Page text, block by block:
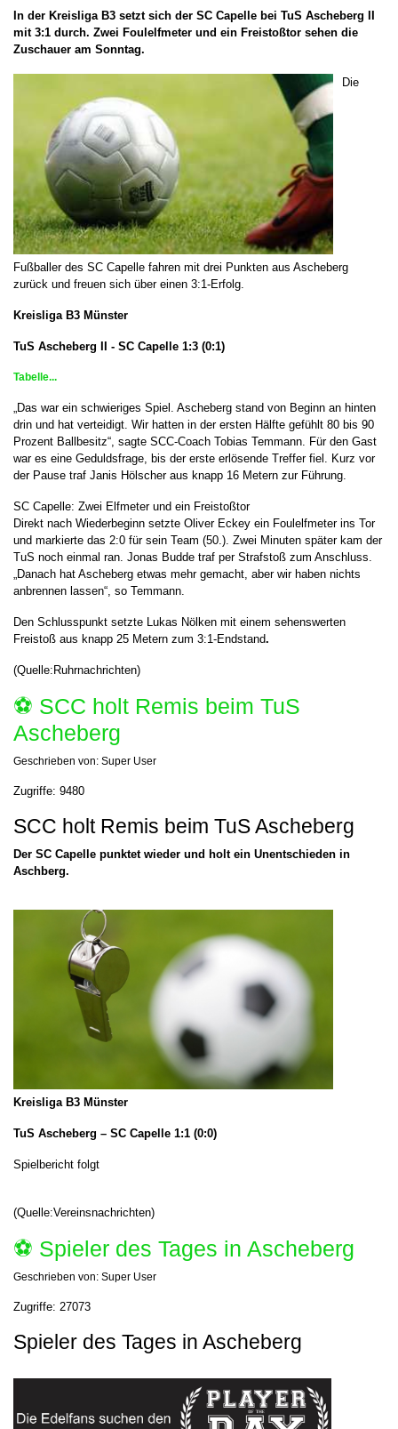
In der Kreisliga B3 setzt sich der SC Capelle bei TuS Ascheberg II
mit 3:1 durch. Zwei Foulelfmeter und ein Freistoßtor sehen die
Zuschauer am Sonntag.
Die
Fußballer des SC Capelle fahren mit drei Punkten aus Ascheberg
zurück und freuen sich über einen 3:1-Erfolg.
Kreisliga B3 Münster
TuS Ascheberg II - SC Capelle 1:3 (0:1)
Tabelle...
„Das war ein schwieriges Spiel. Ascheberg stand von Beginn an hinten
drin und hat verteidigt. Wir hatten in der ersten Hälfte gefühlt 80 bis 90
Prozent Ballbesitz“, sagte SCC-Coach Tobias Temmann. Für den Gast
war es eine Geduldsfrage, bis der erste erlösende Treffer fiel. Kurz vor
der Pause traf Janis Hölscher aus knapp 16 Metern zur Führung.
SC Capelle: Zwei Elfmeter und ein Freistoßtor
Direkt nach Wiederbeginn setzte Oliver Eckey ein Foulelfmeter ins Tor
und markierte das 2:0 für sein Team (50.). Zwei Minuten später kam der
TuS noch einmal ran. Jonas Budde traf per Strafstoß zum Anschluss.
„Danach hat Ascheberg etwas mehr gemacht, aber wir haben nichts
anbrennen lassen“, so Temmann.
Den Schlusspunkt setzte Lukas Nölken mit einem sehenswerten
Freistoß aus knapp 25 Metern zum 3:1-Endstand.
(Quelle:Ruhrnachrichten)
⚽️ SCC holt Remis beim TuS
Ascheberg
Geschrieben von: Super User
Zugriffe: 9480
SCC holt Remis beim TuS Ascheberg
Der SC Capelle punktet wieder und holt ein Unentschieden in
Aschberg.
Kreisliga B3 Münster
TuS Ascheberg – SC Capelle 1:1 (0:0)
Spielbericht folgt
(Quelle:Vereinsnachrichten)
⚽️ Spieler des Tages in Ascheberg
Geschrieben von: Super User
Zugriffe: 27073
Spieler des Tages in Ascheberg